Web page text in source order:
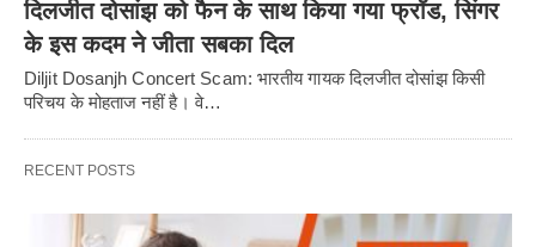
दिलजीत दोसांझ को फैन के साथ किया गया फ्रॉड, सिंगर
के इस कदम ने जीता सबका दिल
Diljit Dosanjh Concert Scam: भारतीय गायक दिलजीत दोसांझ किसी
परिचय के मोहताज नहीं है। वे…
RECENT POSTS